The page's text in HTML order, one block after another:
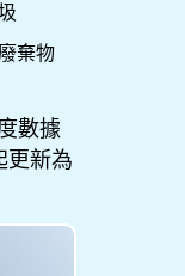
棄物
數據
更新為